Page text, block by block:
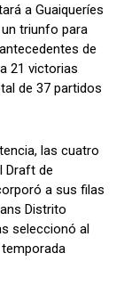
a Guaiqueríes
triunfo para
de
21 victorias
de 37 partidos
las cuatro
Draft de
a sus filas
Distrito
seleccionó al